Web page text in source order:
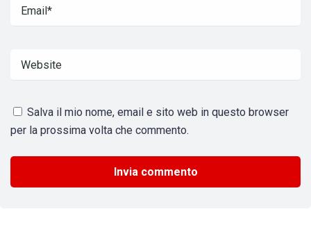
Salva il mio nome, email e sito web in questo browser
per la prossima volta che commento.